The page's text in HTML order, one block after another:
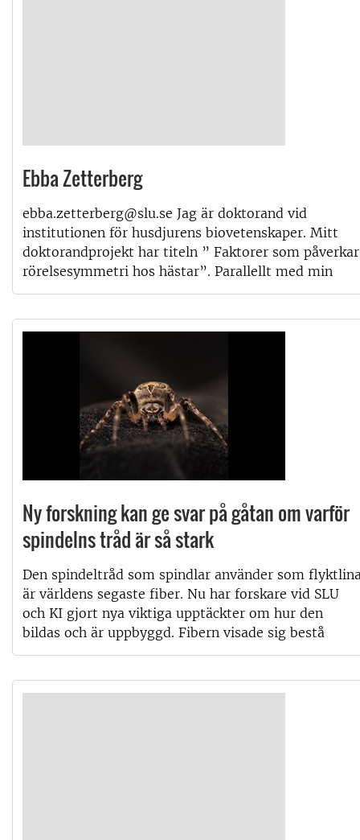
Ebba Zetterberg
ebba.zetterberg@slu.se Jag är doktorand vid
institutionen för husdjurens biovetenskaper. Mitt
doktorandprojekt har titeln ” Faktorer som påverkar
rörelsesymmetri hos hästar”. Parallellt med min
Ny forskning kan ge svar på gåtan om varför
spindelns tråd är så stark
Den spindeltråd som spindlar använder som
är världens segaste fiber. Nu har forskare vid SLU
och KI gjort nya viktiga upptäckter om hur den
bildas och är uppbyggd. Fibern visade sig bestå